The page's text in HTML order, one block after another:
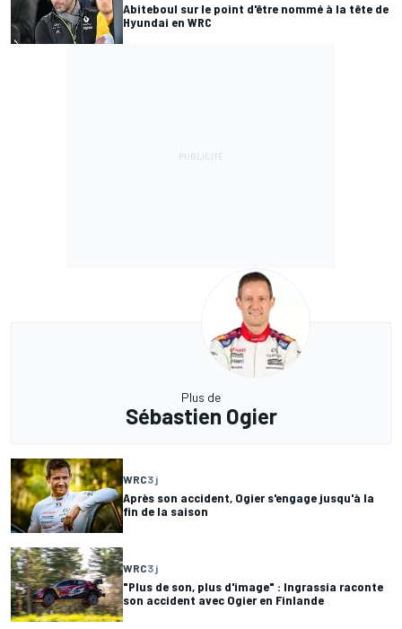
Abiteboul sur le point d'être nommé à la tête de
Hyundai en WRC
Plus de
Sébastien Ogier
WRC3 j
Après son accident, Ogier s'engage jusqu'à la
fin de la saison
WRC3 j
"Plus de son, plus d'image" : Ingrassia raconte
son accident avec Ogier en Finlande